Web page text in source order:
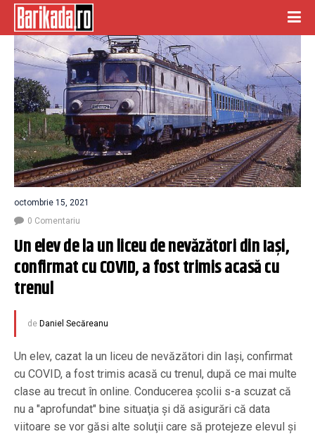
octombrie 15, 2021
0 Comentariu
Un elev de la un liceu de nevăzători din Iaşi,
confirmat cu COVID, a fost trimis acasă cu
trenul
de Daniel Secăreanu
Un elev, cazat la un liceu de nevăzători din Iaşi, confirmat
cu COVID, a fost trimis acasă cu trenul, după ce mai multe
clase au trecut în online. Conducerea şcolii s-a scuzat că
nu a "aprofundat" bine situaţia şi dă asigurări că data
viitoare se vor găsi alte soluţii care să protejeze elevul şi